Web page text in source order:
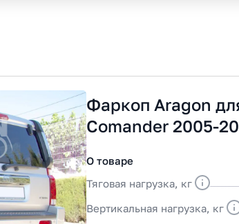
Фаркоп Aragon
Comander 2005-
О товаре
Тяговая нагрузка, кг
Вертикальная нагрузка, кг